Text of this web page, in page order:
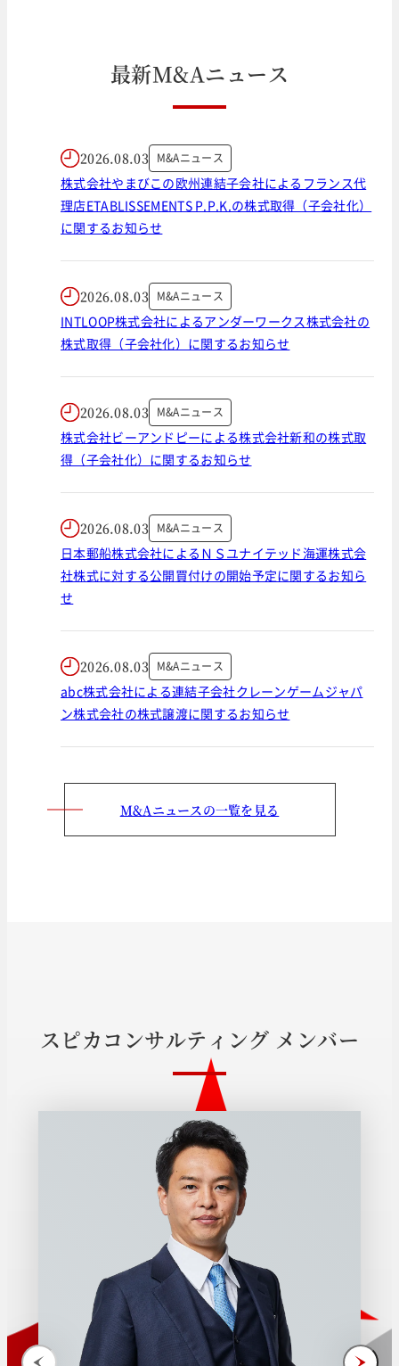
最新M&Aニュース
2026.08.03 M&Aニュース
株式会社やまびこの欧州連結子会社によるフランス代
理店ETABLISSEMENTS P.P.K.の株式取得（子会社化）
に関するお知らせ
2026.08.03 M&Aニュース
INTLOOP株式会社によるアンダーワークス株式会社の
株式取得（子会社化）に関するお知らせ
2026.08.03 M&Aニュース
株式会社ビーアンドピーによる株式会社新和の株式取
得（子会社化）に関するお知らせ
2026.08.03 M&Aニュース
日本郵船株式会社によるＮＳユナイテッド海運株式会
社株式に対する公開買付けの開始予定に関するお知ら
せ
2026.08.03 M&Aニュース
abc株式会社による連結子会社クレーンゲームジャパ
ン株式会社の株式譲渡に関するお知らせ
M&Aニュースの一覧を見る
スピカコ ンサルテ ィ ング メ ンバー